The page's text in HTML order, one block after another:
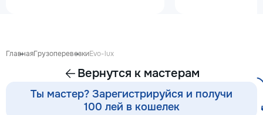
преподаватели
английскому
языку,
ГлавнаяГрузоперевозкиEvo-lux
Вернутся к мастерам
Ты мастер? Зарегистрируйся и получи
100 лей в кошелек